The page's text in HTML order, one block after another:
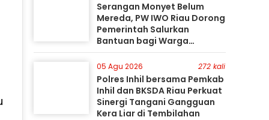
Serangan Monyet Belum
Mereda, PW IWO Riau Dorong
Pemerintah Salurkan
Bantuan bagi Warga
Terdampak
05 Agu 2026 272 kali
Polres Inhil bersama Pemkab
Inhil dan BKSDA Riau Perkuat
Sinergi Tangani Gangguan
Kera Liar di Tembilahan